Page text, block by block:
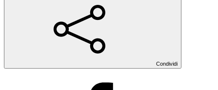
Condividi